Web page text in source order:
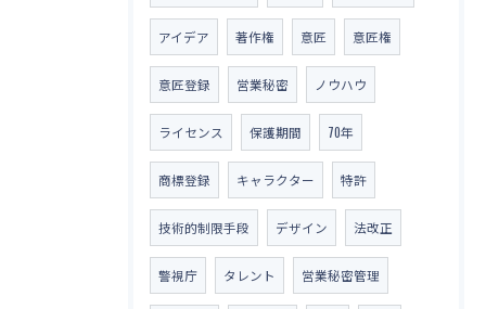
アイデア 著作権 意匠 意匠権
意匠登録 営業秘密 ノウハウ
ライセンス 保護期間 70年
商標登録 キャラクター 特許
技術的制限手段 デザイン 法改正
警視庁 タレント 営業秘密管理